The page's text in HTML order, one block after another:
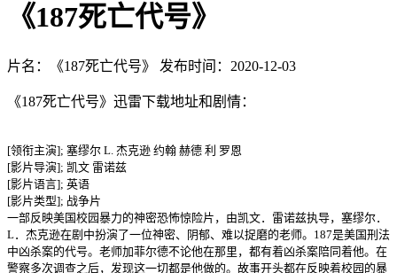
《187死亡代号》
片名：《187死亡代号》 发布时间：2020-12-03
《187死亡代号》迅雷下载地址和剧情：
[领衔主演]; 塞缪尔 L. 杰克逊 约翰 赫德 利 罗恩
[影片导演]; 凯文 雷诺兹
[影片语言]; 英语
[影片类型]; 战争片
一部反映美国校园暴力的神密恐怖惊险片，由凯文．雷诺兹执导，塞缪尔．
L．杰克逊在剧中扮演了一位神密、阴郁、难以捉磨的老师。187是美国刑法
中凶杀案的代号。老师加菲尔德不论他在那里，都有着凶杀案陪同着他。在
警察多次调查之后，发现这一切都是他做的。故事开头都在反映着校园的暴